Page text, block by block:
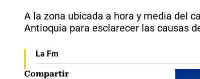
A la zona ubicada a hora y media del
Antioquia para esclarecer las causas
La Fm
Compartir